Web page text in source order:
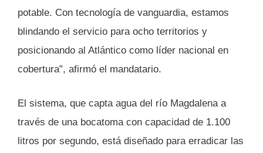
potable. Con tecnología de vanguardia, estamos
blindando el servicio para ocho territorios y
posicionando al Atlántico como líder nacional en
cobertura”, afirmó el mandatario.
El sistema, que capta agua del río Magdalena a
través de una bocatoma con capacidad de 1.100
litros por segundo, está diseñado para erradicar las